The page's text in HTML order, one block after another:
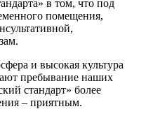
в том, что под
помещения,
и высокая культура
пребывание наших
стандарт» более
– приятным.